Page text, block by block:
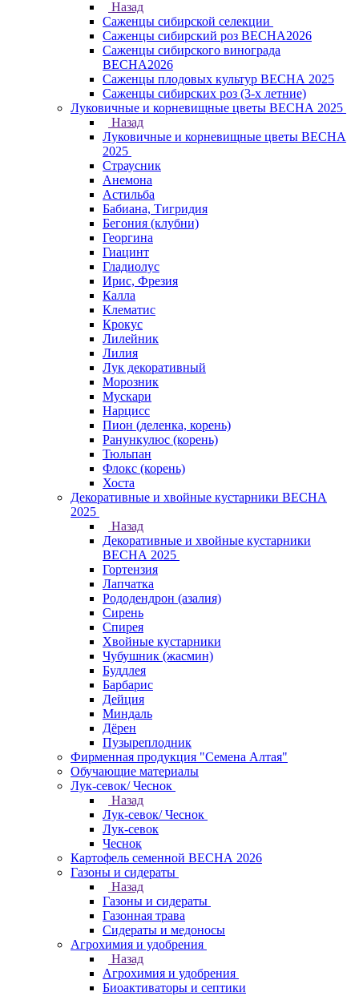
Назад
Саженцы сибирской селекции
Саженцы сибирский роз ВЕСНА2026
Саженцы сибирского винограда
ВЕСНА2026
Саженцы плодовых культур ВЕСНА 2025
Саженцы сибирских роз (3-х летние)
Луковичные и корневищные цветы ВЕСНА 2025
Назад
Луковичные и корневищные цветы ВЕСНА
2025
Страусник
Анемона
Астильба
Бабиана, Тигридия
Бегония (клубни)
Георгина
Гиацинт
Гладиолус
Ирис, Фрезия
Калла
Клематис
Крокус
Лилейник
Лилия
Лук декоративный
Морозник
Мускари
Нарцисс
Пион (деленка, корень)
Ранункулюс (корень)
Тюльпан
Флокс (корень)
Хоста
Декоративные и хвойные кустарники ВЕСНА
2025
Назад
Декоративные и хвойные кустарники
ВЕСНА 2025
Гортензия
Лапчатка
Рододендрон (азалия)
Сирень
Спирея
Хвойные кустарники
Чубушник (жасмин)
Буддлея
Барбарис
Дейция
Миндаль
Дёрен
Пузыреплодник
Фирменная продукция "Семена Алтая"
Обучающие материалы
Лук-севок/ Чеснок
Назад
Лук-севок/ Чеснок
Лук-севок
Чеснок
Картофель семенной ВЕСНА 2026
Газоны и сидераты
Назад
Газоны и сидераты
Газонная трава
Сидераты и медоносы
Агрохимия и удобрения
Назад
Агрохимия и удобрения
Биоактиваторы и септики